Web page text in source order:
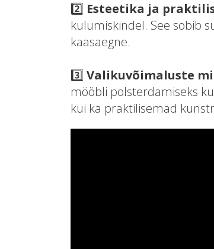
2️⃣ Esteetika ja
kulumiskindel. See sobib
kaasaegne.
3️⃣ Valikuvõimaluste
mööbli polsterdamiseks
kui ka praktilisemad